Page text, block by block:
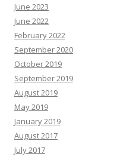
June 2023
June 2022
February 2022
September 2020
October 2019
September 2019
August 2019
May 2019
January 2019
August 2017
July 2017